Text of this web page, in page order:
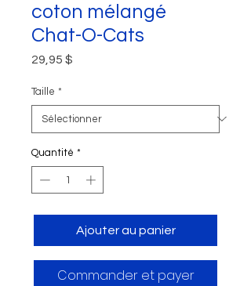
coton mélangé
Chat-O-Cats
29,95 $
Taille *
Quantité *
Ajouter au panier
Commander et payer